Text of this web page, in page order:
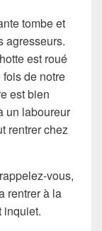
tombe et
agresseurs.
est roué
de notre
est bien
un laboureur
rentrer chez
vous,
rentrer à la
inquiet.